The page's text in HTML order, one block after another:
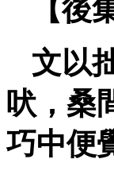
【後
文以
吠，桑
巧中便